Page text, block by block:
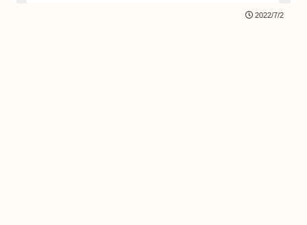
2022/7/2